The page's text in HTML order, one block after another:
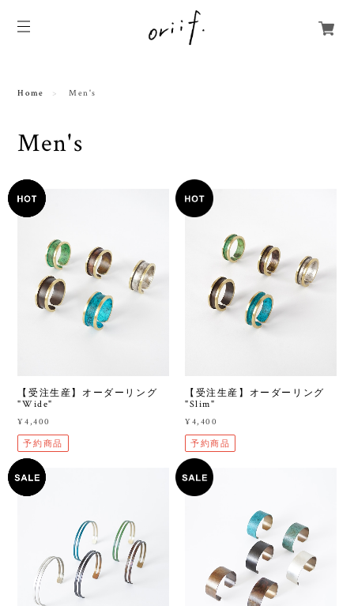
Home Men's
Men's
【受注生産】オーダーリング
"Wide"
¥4,400
予約商品
【受注生産】オーダーリング
"Slim"
¥4,400
予約商品